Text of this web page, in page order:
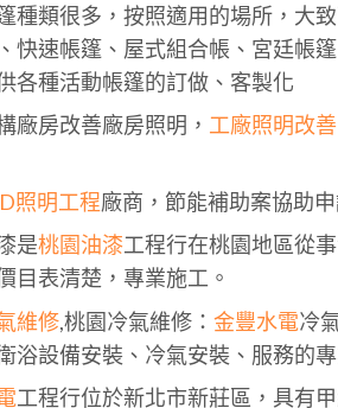
種類很多，按照適用的場所，大
快速帳篷、屋式組合帳、宮廷帳篷
各種活動帳篷的訂做、客製化
廠房改善廠房照明， 工廠照明改善
照明工程廠商，節能補助案協助
是桃園油漆工程行在桃園地區從
目表清楚，專業施工。
維修,桃園冷氣維修： 金豐水電冷
浴設備安裝、冷氣安裝、服務的專
工程行位於新北市新莊區，具有